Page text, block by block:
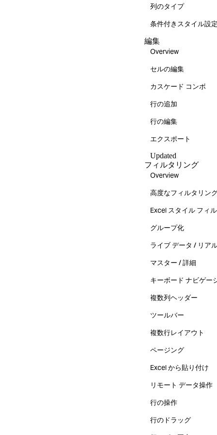
列のタイプ
条件付きスタイル設定
編集
Overview
セルの編集
カスケード コンボ
行の追加
行の編集
エクスポート
Updated
フィルタリング
Overview
高度なフィルタリン
Excel スタイル フィ
グループ化
ライブ データ / リア
マスター / 詳細
キーボード ナビゲー
複数列ヘッダー
ツールバー
複数行レイアウト
ページング
Excel から貼り付け
リモート データ操作
行の操作
行のドラッグ